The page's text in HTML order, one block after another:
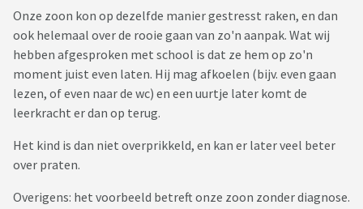
Onze zoon kon op dezelfde manier gestresst raken, en dan
ook helemaal over de rooie gaan van zo'n aanpak. Wat wij
hebben afgesproken met school is dat ze hem op zo'n
moment juist even laten. Hij mag afkoelen (bijv. even gaan
lezen, of even naar de wc) en een uurtje later komt de
leerkracht er dan op terug.
Het kind is dan niet overprikkeld, en kan er later veel beter
over praten.
Overigens: het voorbeeld betreft onze zoon zonder diagnose.